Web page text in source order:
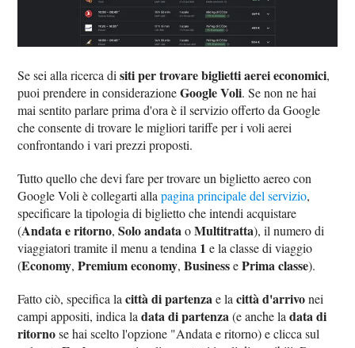
Se sei alla ricerca disiti per trovare biglietti aerei economici,
puoi prendere in considerazioneGoogle Voli. Se non ne hai
mai sentito parlare prima d'ora è il servizio offerto da Google
che consente di trovare le migliori tariffe per i voli aerei
confrontando i vari prezzi proposti.
Tutto quello che devi fare per trovare un biglietto aereo con
Google Voli è collegarti allapagina principale del servizio,
specificare la tipologia di biglietto che intendi acquistare
(Andata e ritorno,Solo andata oMultitratta), il numero di
viaggiatori tramite il menu a tendina 1 e la classe di viaggio
(Economy,Premium economy,BusinessePrima classe).
Fatto ciò, specifica lacittà di partenza e lacittà d'arrivonei
campi appositi, indica ladata di partenza (e anche ladata di
ritornose hai scelto l'opzione "Andata e ritorno) e clicca sul